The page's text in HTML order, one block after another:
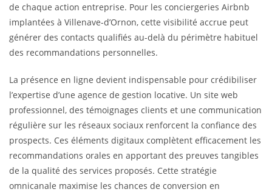
de chaque action entreprise. Pour les conciergeries Airbnb
implantées à Villenave-d’Ornon, cette visibilité accrue peut
générer des contacts qualifiés au-delà du périmètre habituel
des recommandations personnelles.
La présence en ligne devient indispensable pour crédibiliser
l’expertise d’une agence de gestion locative. Un site web
professionnel, des témoignages clients et une communication
régulière sur les réseaux sociaux renforcent la confiance des
prospects. Ces éléments digitaux complètent efficacement les
recommandations orales en apportant des preuves tangibles
de la qualité des services proposés. Cette stratégie
omnicanale maximise les chances de conversion en